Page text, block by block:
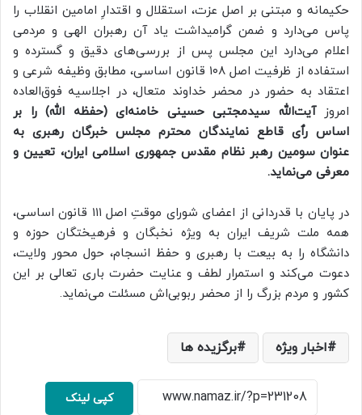
حکیمانه و مبتنی بر اصل عزت، استقلال و اقتدارِ امامین انقلاب را
پاس می‌دارد و ضمن گرامیداشت یاد آن رهبران الهی و مردمی
اعلام می‌دارد این مجلس پس از بررسی‌های دقیق و گسترده و
استفاده از ظرفیت اصل ۱۰۸ قانون اساسی، مطابق وظیفه شرعی و
اعتقاد به حضور در محضر خداوند متعال، در اجلاسیه فوق‌العاده
امروز آیت‌الله سیدمجتبی حسینی خامنه‌ای (حفظه الله) را بر
اساس رٱی قاطع نمایندگان محترم مجلس خبرگان رهبری به
عنوان سومین رهبر نظام مقدس جمهوری اسلامی ایران، تعیین و
معرفی می‌نماید.
در پایان با قدردانی از اعضای شورای موقتِ اصل ۱۱۱ قانون اساسی،
همه ملت شریف ایران به ویژه نخبگان و فرهیختگان حوزه و
دانشگاه را به بیعت با رهبری و حفظ انسجام، حول محور ولایت،
دعوت می‌کند و استمرار لطف و عنایت حضرت باری تعالی بر این
کشور و مردم بزرگ را از محضر ربوبی‌اش مسئلت می‌نماید.
اخبار ویژه برگزیده ها
کپی لینک